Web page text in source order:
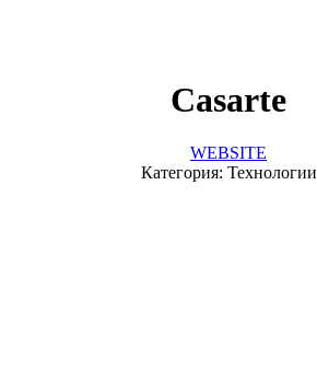
Casarte
WEBSITE
Категория: Технологии